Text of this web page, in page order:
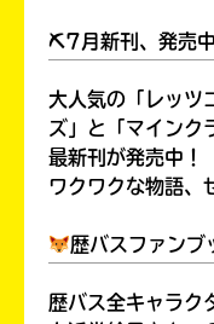
⛏7月新刊、発売中
大人気の「レッツ
ズ」と「マインク
最新刊が発売中
ワクワクな物語、
歴バスファンブ
歴バス全キャラク